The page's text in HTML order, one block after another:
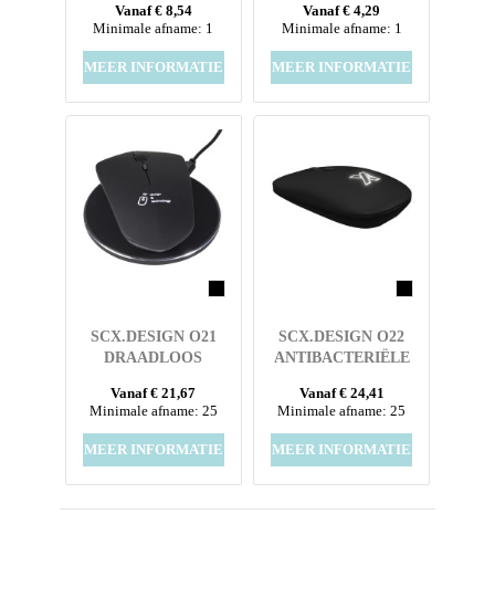
Vanaf € 8,54
Minimale afname: 1
MEER INFORMATIE
Vanaf € 4,29
Minimale afname: 1
MEER INFORMATIE
SCX.DESIGN O21
DRAADLOOS
Vanaf € 21,67
Minimale afname: 25
MEER INFORMATIE
SCX.DESIGN O22
ANTIBACTERIËLE
MET OPLICHTEND
LOGO
Vanaf € 24,41
Minimale afname: 25
MEER INFORMATIE